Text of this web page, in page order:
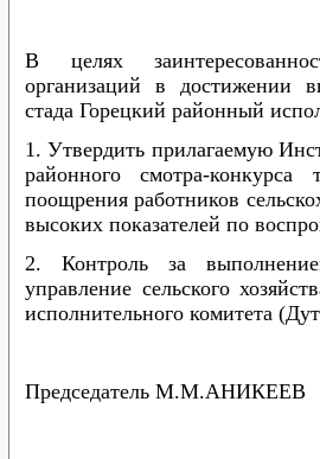
В целях
организаций в достижении
стада Горецкий районный
1. Утвердить прилагаемую
районного смотра-конкурса
поощрения работников
высоких показателей по
2. Контроль за
управление сельского
исполнительного комитета
Председатель М.М.АНИКЕЕВ